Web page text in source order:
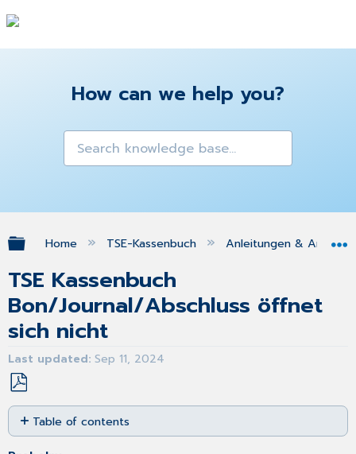
How can we help you?
Expand/collapse global hierarchy
Home TSE-Kassenbuch Anleitungen &
TSE Kassenbuch
Bon/Journal/Abschluss öffnet
sich nicht
Last updated Sep 11, 2024
Save
as
PDF
Table of contents
No
headers